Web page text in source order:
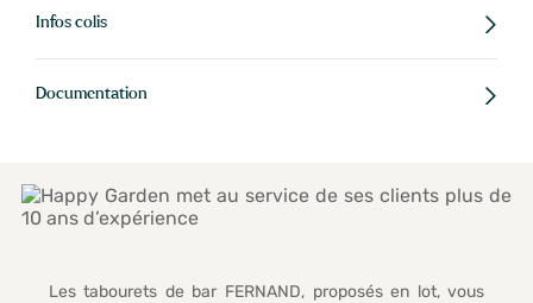
Infos colis
Documentation
Les tabourets de bar FERNAND, proposés en lot, vous